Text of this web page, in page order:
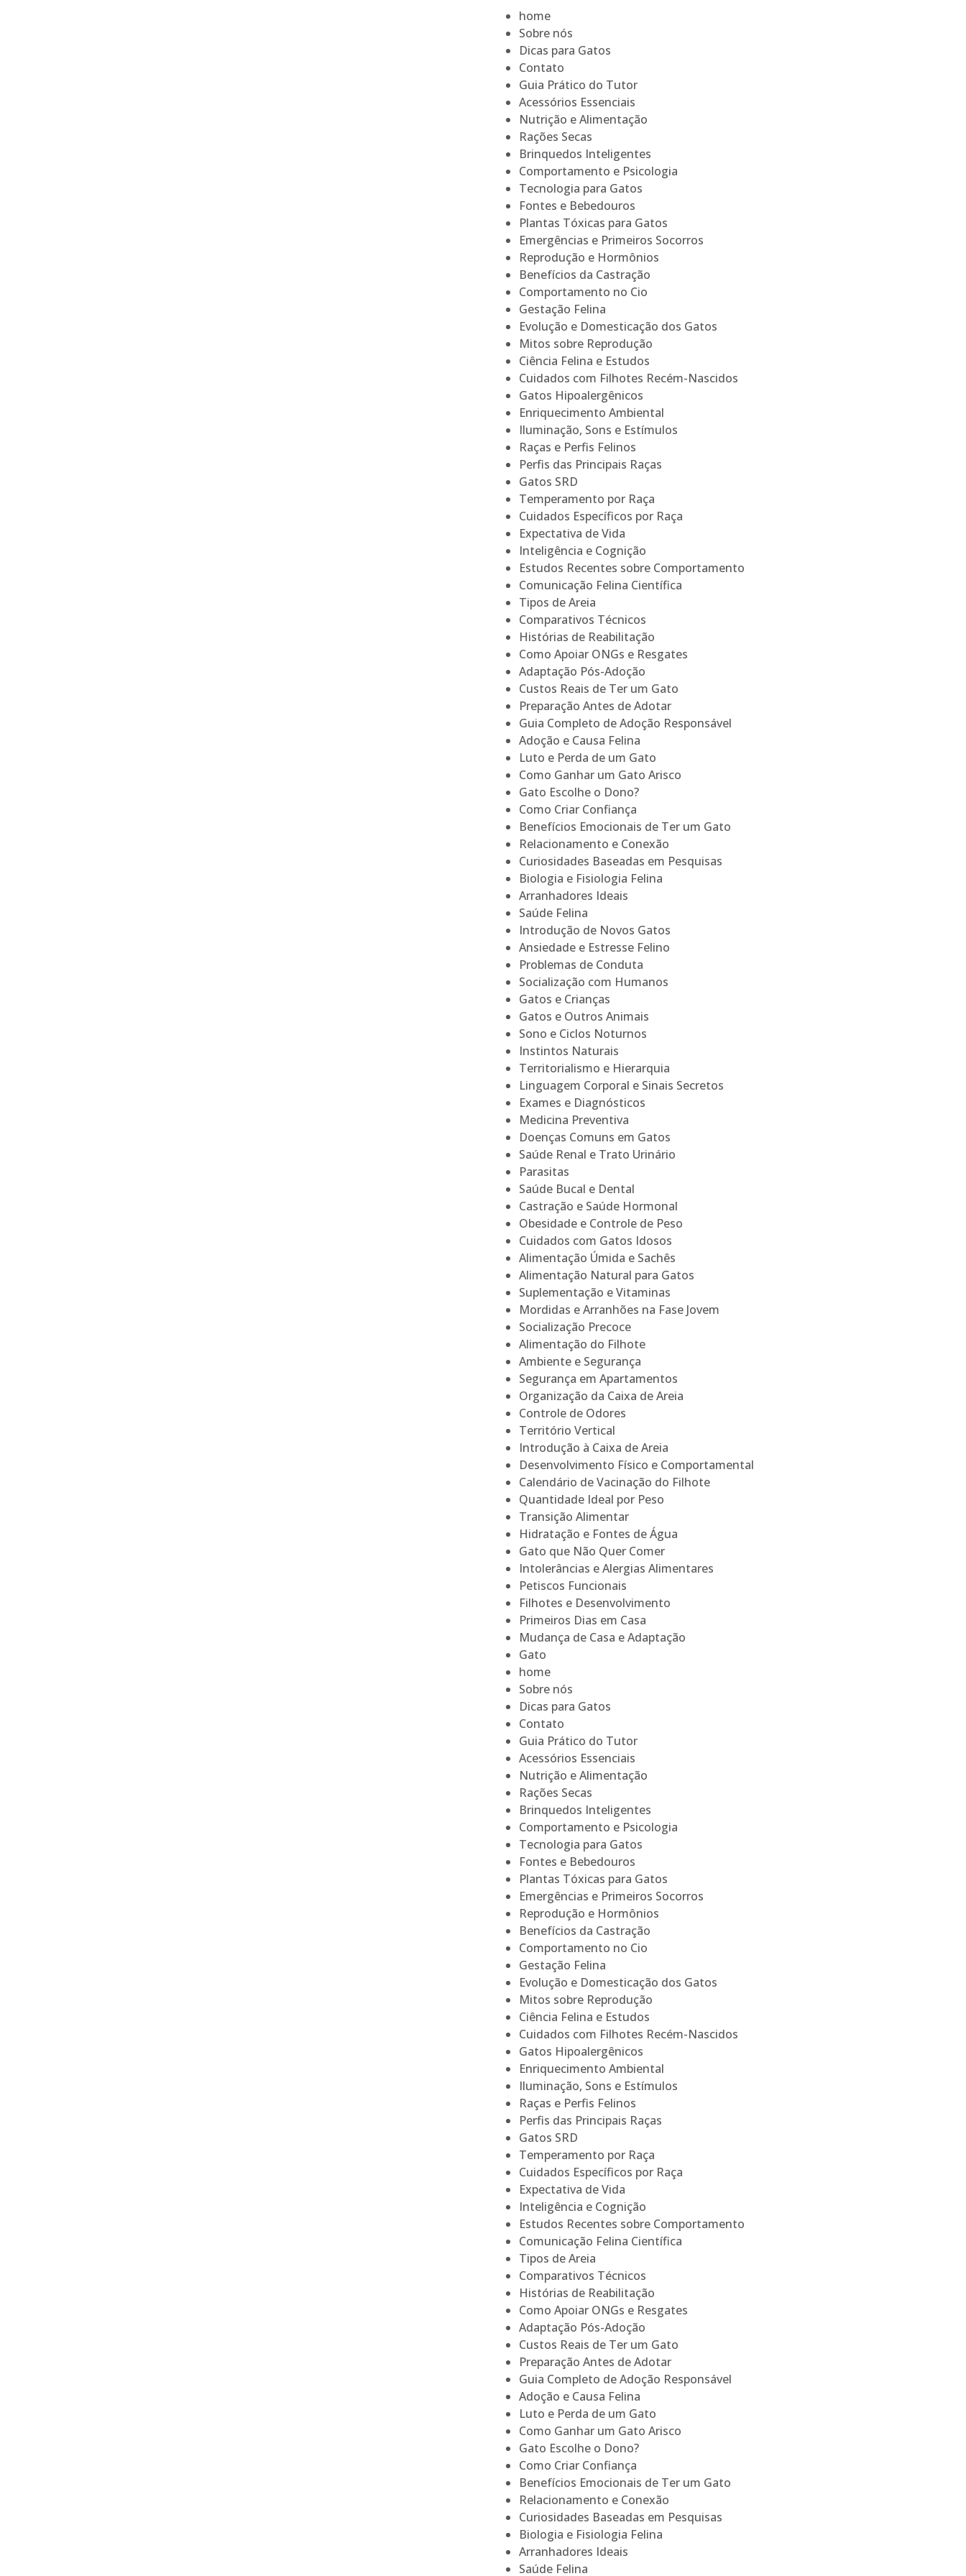
home
Sobre nós
Dicas para Gatos
Contato
Guia Prático do Tutor
Acessórios Essenciais
Nutrição e Alimentação
Rações Secas
Brinquedos Inteligentes
Comportamento e Psicologia
Tecnologia para Gatos
Fontes e Bebedouros
Plantas Tóxicas para Gatos
Emergências e Primeiros Socorros
Reprodução e Hormônios
Benefícios da Castração
Comportamento no Cio
Gestação Felina
Evolução e Domesticação dos Gatos
Mitos sobre Reprodução
Ciência Felina e Estudos
Cuidados com Filhotes Recém-Nascidos
Gatos Hipoalergênicos
Enriquecimento Ambiental
Iluminação, Sons e Estímulos
Raças e Perfis Felinos
Perfis das Principais Raças
Gatos SRD
Temperamento por Raça
Cuidados Específicos por Raça
Expectativa de Vida
Inteligência e Cognição
Estudos Recentes sobre Comportamento
Comunicação Felina Científica
Tipos de Areia
Comparativos Técnicos
Histórias de Reabilitação
Como Apoiar ONGs e Resgates
Adaptação Pós-Adoção
Custos Reais de Ter um Gato
Preparação Antes de Adotar
Guia Completo de Adoção Responsável
Adoção e Causa Felina
Luto e Perda de um Gato
Como Ganhar um Gato Arisco
Gato Escolhe o Dono?
Como Criar Confiança
Benefícios Emocionais de Ter um Gato
Relacionamento e Conexão
Curiosidades Baseadas em Pesquisas
Biologia e Fisiologia Felina
Arranhadores Ideais
Saúde Felina
Introdução de Novos Gatos
Ansiedade e Estresse Felino
Problemas de Conduta
Socialização com Humanos
Gatos e Crianças
Gatos e Outros Animais
Sono e Ciclos Noturnos
Instintos Naturais
Territorialismo e Hierarquia
Linguagem Corporal e Sinais Secretos
Exames e Diagnósticos
Medicina Preventiva
Doenças Comuns em Gatos
Saúde Renal e Trato Urinário
Parasitas
Saúde Bucal e Dental
Castração e Saúde Hormonal
Obesidade e Controle de Peso
Cuidados com Gatos Idosos
Alimentação Úmida e Sachês
Alimentação Natural para Gatos
Suplementação e Vitaminas
Mordidas e Arranhões na Fase Jovem
Socialização Precoce
Alimentação do Filhote
Ambiente e Segurança
Segurança em Apartamentos
Organização da Caixa de Areia
Controle de Odores
Território Vertical
Introdução à Caixa de Areia
Desenvolvimento Físico e Comportamental
Calendário de Vacinação do Filhote
Quantidade Ideal por Peso
Transição Alimentar
Hidratação e Fontes de Água
Gato que Não Quer Comer
Intolerâncias e Alergias Alimentares
Petiscos Funcionais
Filhotes e Desenvolvimento
Primeiros Dias em Casa
Mudança de Casa e Adaptação
Gato
home
Sobre nós
Dicas para Gatos
Contato
Guia Prático do Tutor
Acessórios Essenciais
Nutrição e Alimentação
Rações Secas
Brinquedos Inteligentes
Comportamento e Psicologia
Tecnologia para Gatos
Fontes e Bebedouros
Plantas Tóxicas para Gatos
Emergências e Primeiros Socorros
Reprodução e Hormônios
Benefícios da Castração
Comportamento no Cio
Gestação Felina
Evolução e Domesticação dos Gatos
Mitos sobre Reprodução
Ciência Felina e Estudos
Cuidados com Filhotes Recém-Nascidos
Gatos Hipoalergênicos
Enriquecimento Ambiental
Iluminação, Sons e Estímulos
Raças e Perfis Felinos
Perfis das Principais Raças
Gatos SRD
Temperamento por Raça
Cuidados Específicos por Raça
Expectativa de Vida
Inteligência e Cognição
Estudos Recentes sobre Comportamento
Comunicação Felina Científica
Tipos de Areia
Comparativos Técnicos
Histórias de Reabilitação
Como Apoiar ONGs e Resgates
Adaptação Pós-Adoção
Custos Reais de Ter um Gato
Preparação Antes de Adotar
Guia Completo de Adoção Responsável
Adoção e Causa Felina
Luto e Perda de um Gato
Como Ganhar um Gato Arisco
Gato Escolhe o Dono?
Como Criar Confiança
Benefícios Emocionais de Ter um Gato
Relacionamento e Conexão
Curiosidades Baseadas em Pesquisas
Biologia e Fisiologia Felina
Arranhadores Ideais
Saúde Felina